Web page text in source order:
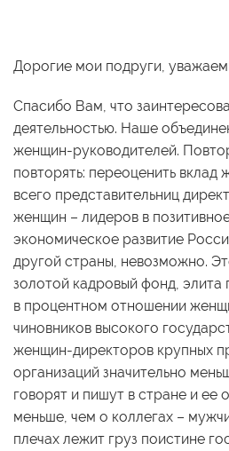
Дорогие мои подруги,
Спасибо Вам, что
деятельностью. Наше
женщин-руководителей.
повторять: переоценить
всего представительниц
женщин – лидеров в
экономическое развитие
другой страны, невозможно.
золотой кадровый фонд, элита
в процентном отношении
чиновников высокого
женщин-директоров крупных
организаций значительно
говорят и пишут в стране и ее
меньше, чем о коллегах –
плечах лежит груз поистине